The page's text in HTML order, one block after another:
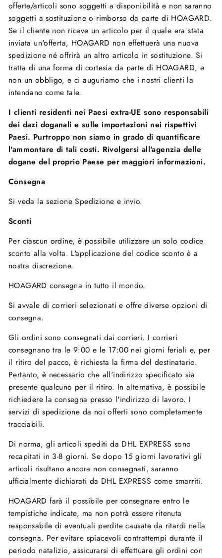
offerte/articoli sono soggetti a disponibilità e non saranno
soggetti a sostituzione o rimborso da parte di HOAGARD.
Se il cliente non riceve un articolo per il quale era stata
inviata un'offerta, HOAGARD non effettuerà una nuova
spedizione né offrirà un altro articolo in sostituzione. Si
tratta di una forma di cortesia da parte di HOAGARD, e
non un obbligo, e ci auguriamo che i nostri clienti la
intendano come tale.
I clienti residenti nei Paesi extra-UE sono responsabili
dei dazi doganali e sulle importazioni nei rispettivi
Paesi. Purtroppo non siamo in grado di quantificare
l'ammontare di tali costi. Rivolgersi all'agenzia delle
dogane del proprio Paese per maggiori informazioni.
Consegna
Si veda la sezione Spedizione e invio.
Sconti
Per ciascun ordine, è possibile utilizzare un solo codice
sconto alla volta. L'applicazione del codice sconto è a
nostra discrezione.
HOAGARD consegna in tutto il mondo.
Si avvale di corrieri selezionati e offre diverse opzioni di
consegna.
Gli ordini sono consegnati dai corrieri. I corrieri
consegnano tra le9:00 e le 17:00nei giorni feriali e, per
il ritiro del pacco, è richiesta la firma del destinatario.
Pertanto, è necessario che all'indirizzo specificato sia
presente qualcuno per il ritiro. In alternativa, è possibile
richiedere la consegna presso l'indirizzo di lavoro. I
servizi di spedizione da noi offerti sono completamente
tracciabili.
Di norma, gli articoli spediti da DHL EXPRESS sono
recapitati in 3-8 giorni. Se dopo 15 giorni lavorativi gli
articoli risultano ancora non consegnati, saranno
ufficialmente dichiarati da DHL EXPRESS come smarriti.
HOAGARD farà il possibile per consegnare entro le
tempistiche indicate, ma non potrà essere ritenuta
responsabile di eventuali perdite causate da ritardi nella
consegna. Per evitare spiacevoli contrattempi durante il
periodo natalizio, assicurarsi di effettuare gli ordini con